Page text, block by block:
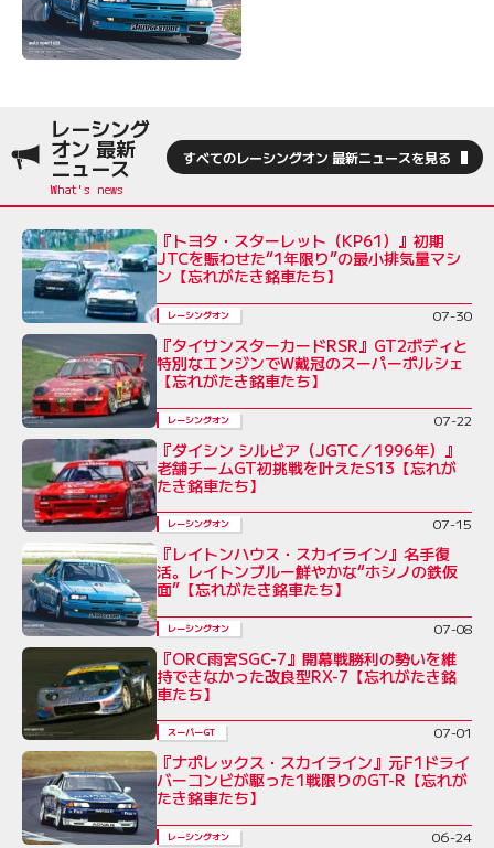
レーシング
オン 最新
ニュース すべてのレーシングオン 最新ニュースを見る
『トヨタ・スターレット（KP61）』初期
JTCを賑わせた“1年限り”の最小排気量マシ
ン【忘れがたき銘車たち】
レーシングオン 07-30
『タイサンスターカードRSR』GT2ボディと
特別なエンジンでW戴冠のスーパーポルシェ
【忘れがたき銘車たち】
レーシングオン 07-22
『ダイシン シルビア（JGTC／1996年）』
老舗チームGT初挑戦を叶えたS13【忘れが
たき銘車たち】
レーシングオン 07-15
『レイトンハウス・スカイライン』名手復
活。レイトンブルー鮮やかな“ホシノの鉄仮
面”【忘れがたき銘車たち】
レーシングオン 07-08
『ORC雨宮SGC-7』開幕戦勝利の勢いを維
持できなかった改良型RX-7【忘れがたき銘
車たち】
スーパーGT 07-01
『ナポレックス・スカイライン』元F1ドライ
バーコンビが駆った1戦限りのGT-R【忘れが
たき銘車たち】
レーシングオン 06-24